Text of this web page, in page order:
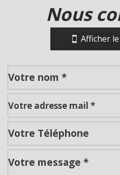
(42120) nous
Afficher